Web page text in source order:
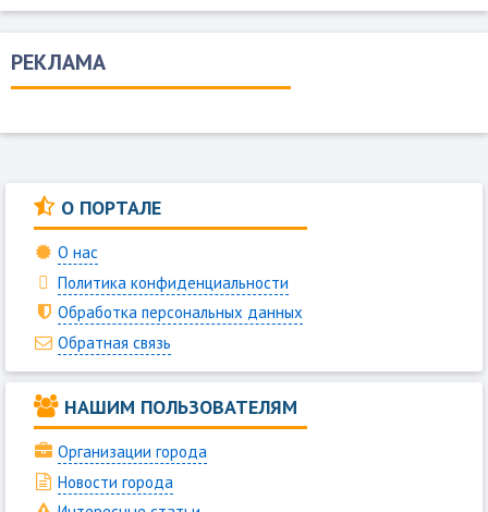
РЕКЛАМА
О ПОРТАЛЕ
О нас
Политика конфиденциальности
Обработка персональных данных
Обратная связь
НАШИМ ПОЛЬЗОВАТЕЛЯМ
Организации города
Новости города